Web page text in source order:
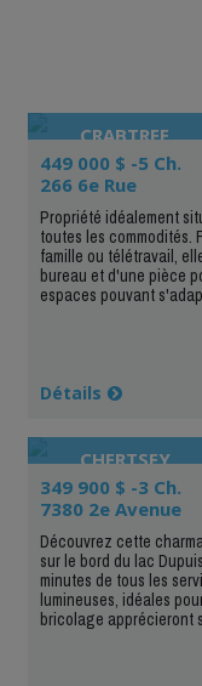
CRABTREE
449 000 $ -5 Ch.
266 6e Rue
Propriété idéalement
toutes les commodités.
famille ou télétravail,
bureau et d'une pièce
espaces pouvant
Détails
CHERTSEY
349 900 $ -3 Ch.
7380 2e Avenue
Découvrez cette
sur le bord du lac
minutes de tous les
lumineuses, idéales
bricolage apprécieront